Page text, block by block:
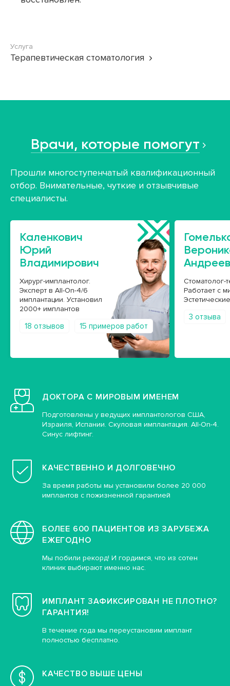
Услуга
Терапевтическая стоматология
Врачи, которые помогут
Прошли многоступенчатый квалификационный
отбор. Внимательные, чуткие и отзывчивые
специалисты.
Каленкович
Юрий
Владимирович
Хирург-имплантолог.
Эксперт в All-On-4/6
имплантации. Установил
2000+ имплантов
18 отзывов 15 примеров работ
Стоматолог-
Работает с
3 отзыва
ДОКТОРА С МИРОВЫМ ИМЕНЕМ
Подготовлены у ведущих имплантологов США,
Израиля, Испании. Скуловая имплантация. All-On-4.
Синус лифтинг.
КАЧЕСТВЕННО И ДОЛГОВЕЧНО
За время работы мы установили более 20 000
имплантов с пожизненной гарантией
БОЛЕЕ 600 ПАЦИЕНТОВ ИЗ ЗАРУБЕЖА
ЕЖЕГОДНО
Мы побили рекорд! И гордимся, что из сотен
клиник выбирают именно нас.
ИМПЛАНТ ЗАФИКСИРОВАН НЕ ПЛОТНО?
ГАРАНТИЯ!
В течение года мы переустановим имплант
полностью бесплатно.
КАЧЕСТВО ВЫШЕ ЦЕНЫ